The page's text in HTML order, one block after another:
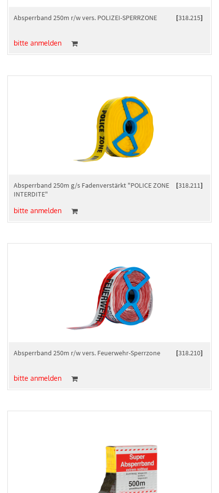
[318.215]
Absperrband 250m r/w vers. POLIZEI-SPERRZONE
bitte anmelden
[318.211]
Absperrband 250m g/s Fadenverstärkt "POLICE ZONE
INTERDITE"
bitte anmelden
[318.210]
Absperrband 250m r/w vers. Feuerwehr-Sperrzone
bitte anmelden